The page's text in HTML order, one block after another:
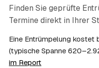
Finden Sie geprüfte
Termine direkt in Ihrer
Eine Entrümpelung kostet
(typische Spanne
im Report